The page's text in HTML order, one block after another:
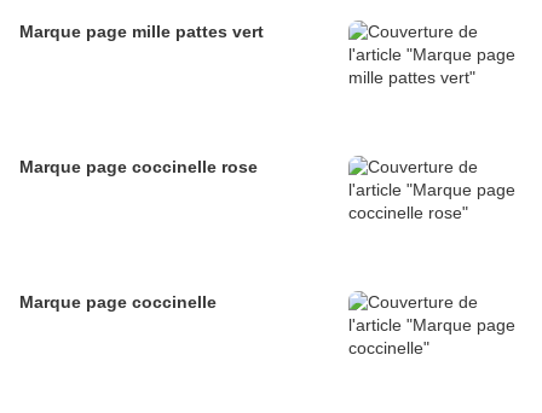
Marque page mille pattes vert
Marque page coccinelle rose
Marque page coccinelle